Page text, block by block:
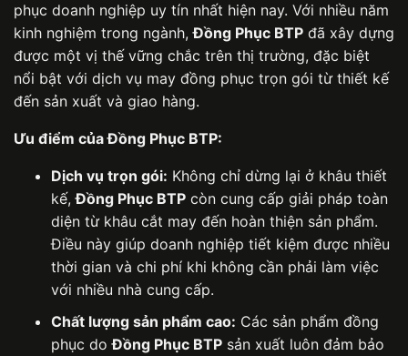
phục doanh nghiệp uy tín nhất hiện nay. Với nhiều năm
kinh nghiệm trong ngành,Đồng Phục BTP đã xây dựng
được một vị thế vững chắc trên thị trường, đặc biệt
nổi bật với dịch vụ may đồng phục trọn gói từ thiết kế
đến sản xuất và giao hàng.
Ưu điểm của Đồng Phục BTP:
Dịch vụ trọn gói: Không chỉ dừng lại ở khâu thiết
kế,Đồng Phục BTPcòn cung cấp giải pháp toàn
diện từ khâu cắt may đến hoàn thiện sản phẩm.
Điều này giúp doanh nghiệp tiết kiệm được nhiều
thời gian và chi phí khi không cần phải làm việc
với nhiều nhà cung cấp.
Chất lượng sản phẩm cao: Các sản phẩm đồng
phục doĐồng Phục BTPsản xuất luôn đảm bảo